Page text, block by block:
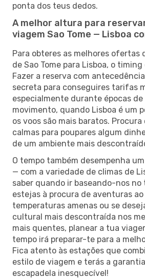
ponta dos teus dedos.
A melhor altura para
viagem Sao Tome — Lisboa
Para obteres as melhores ofertas
de Sao Tome para Lisboa, o
Fazer a reserva com
secreta para conseguires tarifas
especialmente durante épocas de
movimento, quando Lisboa é um
os voos são mais baratos.
calmas para poupares algum
de um ambiente mais
O tempo também desempenha
— com a variedade de climas de
saber quando ir baseando-nos no
estejas à procura de aventuras
temperaturas amenas ou se
cultural mais descontraída nos
mais quentes, planear a tua
tempo irá preparar-te para a
Fica atento às estações que
estilo de viagem e terás a
escapadela inesquecível!